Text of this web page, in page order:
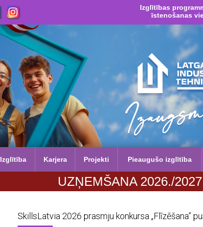
Izglītības
īstenošanas
Izglītība Karjera Projekti Pieaugušo izglītība
UZŅEMŠANA 2026./2027.m.g.
SkillsLatvia 2026 prasmju konkursa „Flīzēšana”